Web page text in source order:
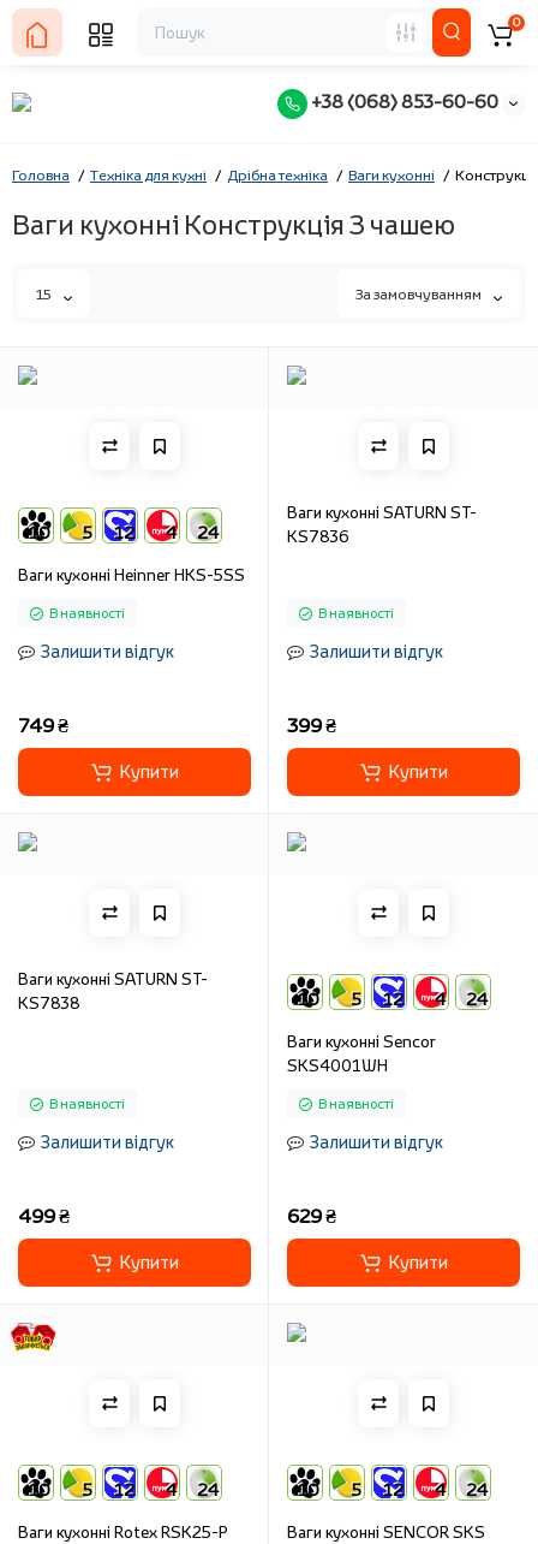
+38 (068) 853-60-60
0
Головна Техніка для кухні Дрібна техніка Ваги кухонні
Ваги кухонні Конструкція З чашею
15 За замовчуванням
10 5 12 4 24
Ваги кухонні Heinner HKS-5SS
В наявності
Залишити відгук
749 ₴
Купити
Ваги кухонні SATURN ST-
KS7836
В наявності
Залишити відгук
399 ₴
Купити
Ваги кухонні SATURN ST-
KS7838
В наявності
Залишити відгук
499 ₴
Купити
10 5 12 4 24
Ваги кухоннi Sencor
SKS4001WH
В наявності
Залишити відгук
629 ₴
Купити
10 5 12 4 24
Ваги кухонні Rotex RSK25-P
10 5 12 4 24
Ваги кухонні SENCOR SKS